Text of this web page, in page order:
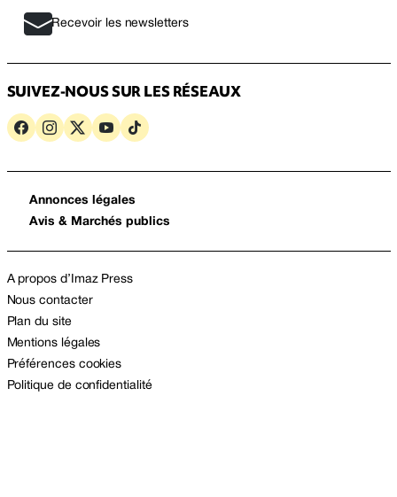
Recevoir les newsletters
SUIVEZ-NOUS SUR LES RÉSEAUX
Annonces légales
Avis & Marchés publics
A propos d’Imaz Press
Nous contacter
Plan du site
Mentions légales
Préférences cookies
Politique de confidentialité